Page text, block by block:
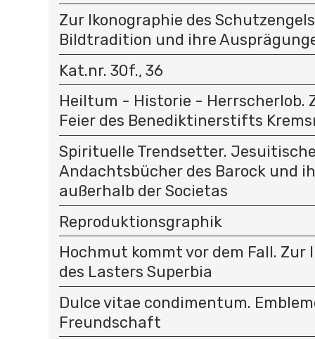
Zur Ikonographie des
Bildtradition und ihre
Kat.nr. 30f., 36
Heiltum - Historie -
Feier des Benediktinerstifts
Spirituelle Trendsetter.
Andachtsbücher des Barock und
außerhalb der Societas
Reproduktionsgraphik
Hochmut kommt vor dem Fall. Zur
des Lasters Superbia
Dulce vitae condimentum.
Freundschaft